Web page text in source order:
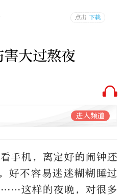
大过熬夜
进入频道
手机，离定好的闹钟还
好不容易迷迷糊糊睡过
这样的夜晚，对很多